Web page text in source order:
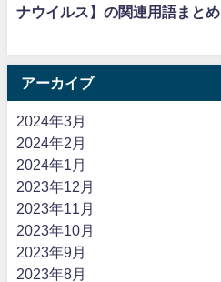
ナウイルス】の関連用語まとめ
アーカイブ
2024年3月
2024年2月
2024年1月
2023年12月
2023年11月
2023年10月
2023年9月
2023年8月